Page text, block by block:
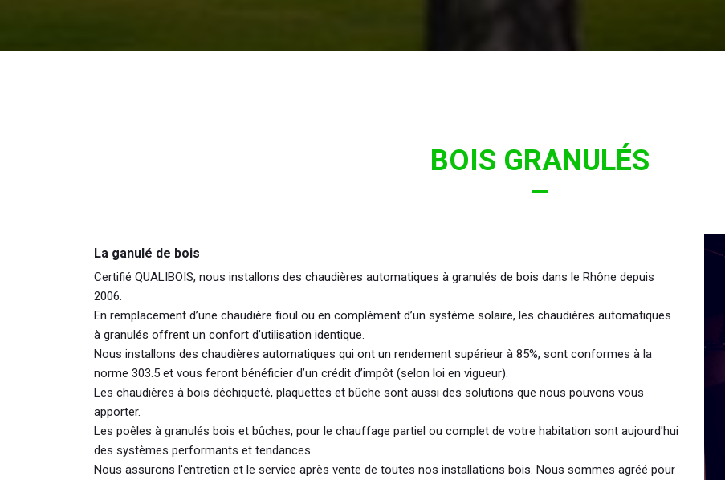
BOIS GRANULÉS
La ganulé de bois
Certifié QUALIBOIS, nous installons des chaudières automatiques à granulés de bois dans le Rhône depuis
2006.
En remplacement d’une chaudière fioul ou en complément d’un système solaire, les chaudières automatiques
à granulés offrent un confort d’utilisation identique.
Nous installons des chaudières automatiques qui ont un rendement supérieur à 85%, sont conformes à la
norme 303.5 et vous feront bénéficier d’un crédit d’impôt (selon loi en vigueur).
Les chaudières à bois déchiqueté, plaquettes et bûche sont aussi des solutions que nous pouvons vous
apporter.
Les poêles à granulés bois et bûches, pour le chauffage partiel ou complet de votre habitation sont aujourd'hui
des systèmes performants et tendances.
Nous assurons l'entretien et le service après vente de toutes nos installations bois. Nous sommes agréé pour